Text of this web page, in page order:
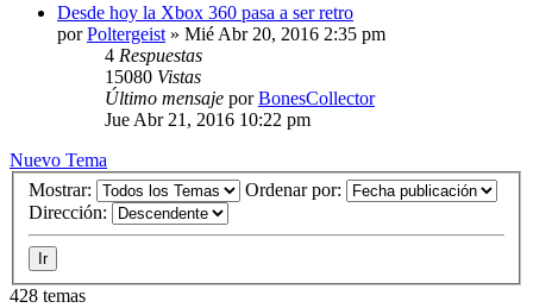
Desde hoy la Xbox 360 pasa a ser retro
porPoltergeist » Mié Abr 20, 2016 2:35 pm
4 Respuestas
15080 Vistas
Último mensaje porBonesCollector
Jue Abr 21, 2016 10:22 pm
Nuevo Tema
Mostrar:
Ordenar por:
Dirección:
428 temas